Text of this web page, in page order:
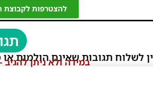
להצטרפות לקבוצת
לשלוח תגובות שאינם הולמות
במידה ולא ניתן